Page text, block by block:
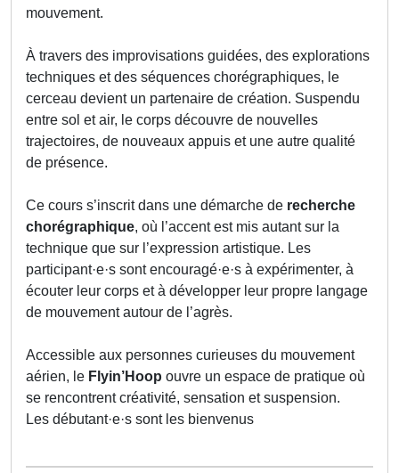
mouvement.
À travers des improvisations guidées, des explorations
techniques et des séquences chorégraphiques, le
cerceau devient un partenaire de création. Suspendu
entre sol et air, le corps découvre de nouvelles
trajectoires, de nouveaux appuis et une autre qualité
de présence.
Ce cours s’inscrit dans une démarche de recherche
chorégraphique, où l’accent est mis autant sur la
technique que sur l’expression artistique. Les
participant·e·s sont encouragé·e·s à expérimenter, à
écouter leur corps et à développer leur propre langage
de mouvement autour de l’agrès.
Accessible aux personnes curieuses du mouvement
aérien, le Flyin’Hoop ouvre un espace de pratique où
se rencontrent créativité, sensation et suspension.
Les débutant·e·s sont les bienvenus